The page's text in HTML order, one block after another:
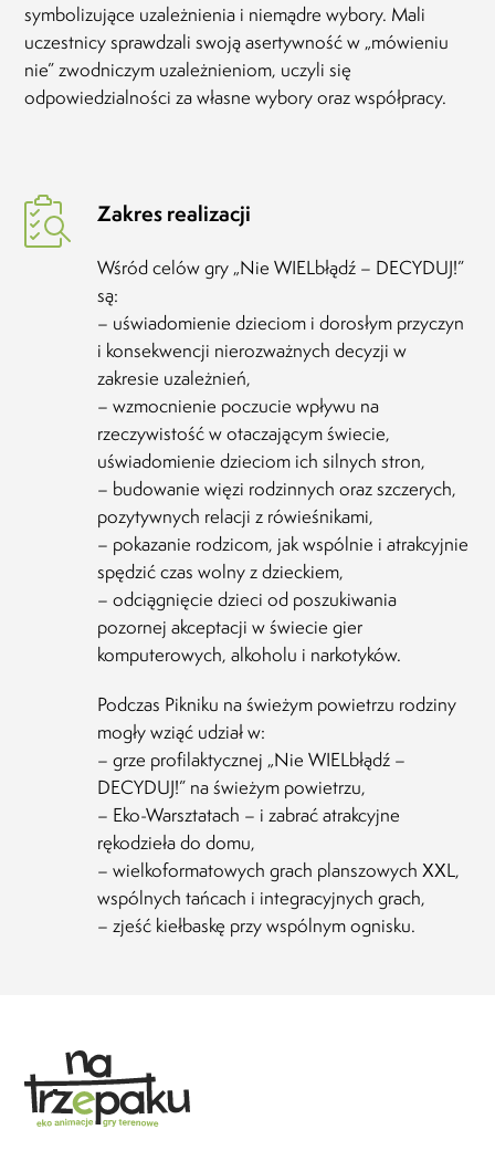
symbolizujące uzależnienia i niemądre wybory. Mali
uczestnicy sprawdzali swoją asertywność w „mówieniu
nie” zwodniczym uzależnieniom, uczyli się
odpowiedzialności za własne wybory oraz współpracy.
Zakres realizacji
Wśród celów gry „Nie WIELbłądź – DECYDUJ!”
są:
– uświadomienie dzieciom i dorosłym przyczyn
i konsekwencji nierozważnych decyzji w
zakresie uzależnień,
– wzmocnienie poczucie wpływu na
rzeczywistość w otaczającym świecie,
uświadomienie dzieciom ich silnych stron,
– budowanie więzi rodzinnych oraz szczerych,
pozytywnych relacji z rówieśnikami,
– pokazanie rodzicom, jak wspólnie i atrakcyjnie
spędzić czas wolny z dzieckiem,
– odciągnięcie dzieci od poszukiwania
pozornej akceptacji w świecie gier
komputerowych, alkoholu i narkotyków.
Podczas Pikniku na świeżym powietrzu rodziny
mogły wziąć udział w:
– grze profilaktycznej „Nie WIELbłądź –
DECYDUJ!” na świeżym powietrzu,
– Eko-Warsztatach – i zabrać atrakcyjne
rękodzieła do domu,
– wielkoformatowych grach planszowych XXL,
wspólnych tańcach i integracyjnych grach,
– zjeść kiełbaskę przy wspólnym ognisku.